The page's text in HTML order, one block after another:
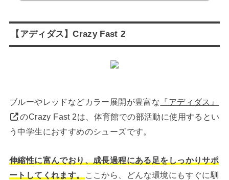
【アディダス】Crazy Fast 2
ブルーやレッドなどカラー展開が豊富な 『アディダス』
のCrazy Fast 2は、体育館での部活動に使用するとい
う中学生におすすめのシューズです。
伸縮性に富んでおり、成長過程にある足をしっかりサポ
ートしてくれます。
ここから、どんな環境にもすぐに馴